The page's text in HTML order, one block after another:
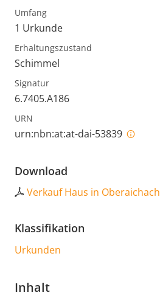
Umfang
1 Urkunde
Erhaltungszustand
Schimmel
Signatur
6.7405.A186
URN
urn:nbn:at:at-dai-53839
Download
Verkauf Haus in Oberaichach
Klassifikation
Urkunden
Inhalt